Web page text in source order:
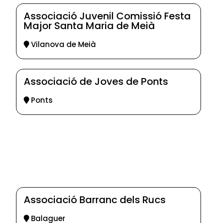
Associació Juvenil Comissió Festa
Major Santa Maria de Meià
Vilanova de Meià
Associació de Joves de Ponts
Ponts
Associació Barranc dels Rucs
Balaguer